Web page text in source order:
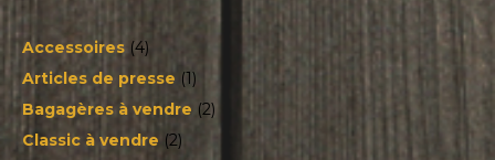
Accessoires (4)
Articles de presse (1)
Bagagères à vendre (2)
Classic à vendre (2)